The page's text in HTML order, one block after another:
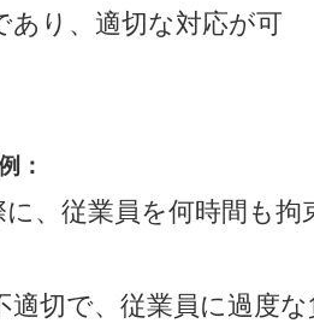
り、適切な対応が可
：
に、従業員を何時間も拘
切で、従業員に過度な